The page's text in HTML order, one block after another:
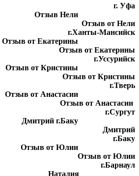
г. Уфа
Отзыв от Нели
г.Ханты-Мансийск
Отзыв от Екатерины
г.Уссурийск
Отзыв от Кристины
г.Тверь
Отзыв от Анастасии
г.Сургут
Дмитрий
г.Баку
Отзыв от Юлии
г.Барнаул